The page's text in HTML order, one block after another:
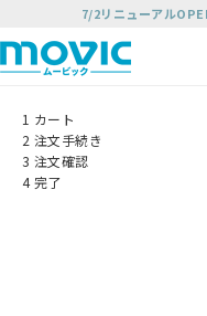
7/2リニューアル
1 カート
2 注文手続き
3 注文確認
4 完了